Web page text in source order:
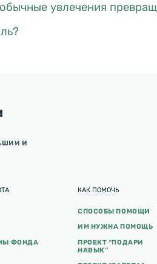
увлечения
И
ФОНДА
КАК ПОМОЧЬ
СПОСОБЫ ПОМОЩИ
ИМ НУЖНА ПОМОЩЬ
ПРОЕКТ “ПОДАРИ
НАВЫК”